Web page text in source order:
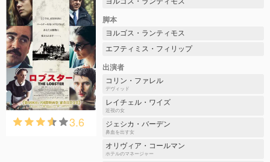
3.6
脚本
ヨルゴス・ランティモス
エフティミス・フィリップ
出演者
コリン・ファレル
デヴィッド
レイチェル・ワイズ
近視の女
ジェシカ・バーデン
鼻血を出す女
オリヴィア・コールマン
ホテルのマネージャー